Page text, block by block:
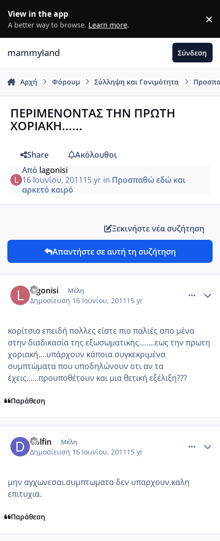
View in the app
A better way to browse. Learn more. ×
mammyland Σύνδεση
Αρχή Φόρουμ Σύλληψη και Γονιμότητα
ΠΕΡΙΜΕΝΟΝΤΑΣ ΤΗΝ ΠΡΩΤΗ
ΧΟΡΙΑΚΗ......
Share
Ακόλουθοι
Από lagonisi
16 Ιουνίου, 201115 yrin Προσπαθώ εδώ και
αρκετό καιρό
Ξεκινήστε νέα συζήτηση
Απαντήστε σε αυτή τη συζήτηση
lagonisi Μέλη
Δημοσίευση 16 Ιουνίου, 2011 15 yr
κορίτσια επειδή πολλες είστε πιο παλιές απο μένα
στην διαδικασία της εξωσωματικής........εως την πρωτη
χοριακή....υπάρχουν κάποια συγκεκριμένα
συμπτώματα που υποδηλώνουν οτι αν τα
έχεις......προυποθέτουν και μια θετική εξέλιξη???
Παράθεση
dolfin Μέλη
Δημοσίευση 16 Ιουνίου, 2011 15 yr
μην αγχωνεσαι.συμπτωματα δεν υπαρχουν.καλη
επιτυχια.
Παράθεση